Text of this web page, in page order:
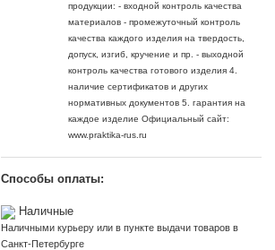
продукции: - входной контроль качества
материалов - промежуточный контроль
качества каждого изделия на твердость,
допуск, изгиб, кручение и пр. - выходной
контроль качества готового изделия 4.
наличие сертификатов и других
нормативных документов 5. гарантия на
каждое изделие Официальный сайт:
www.praktika-rus.ru
Способы оплаты:
Наличные
Наличными курьеру или в пункте выдачи товаров в
Санкт-Петербурге